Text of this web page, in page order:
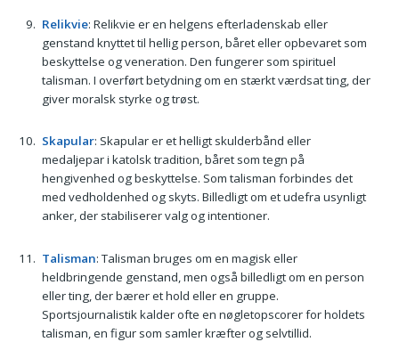
Relikvie: Relikvie er en helgens efterladenskab eller
genstand knyttet til hellig person, båret eller opbevaret som
beskyttelse og veneration. Den fungerer som spirituel
talisman. I overført betydning om en stærkt værdsat ting, der
giver moralsk styrke og trøst.
Skapular: Skapular er et helligt skulderbånd eller
medaljepar i katolsk tradition, båret som tegn på
hengivenhed og beskyttelse. Som talisman forbindes det
med vedholdenhed og skyts. Billedligt om et udefra usynligt
anker, der stabiliserer valg og intentioner.
Talisman: Talisman bruges om en magisk eller
heldbringende genstand, men også billedligt om en person
eller ting, der bærer et hold eller en gruppe.
Sportsjournalistik kalder ofte en nøgletopscorer for holdets
talisman, en figur som samler kræfter og selvtillid.